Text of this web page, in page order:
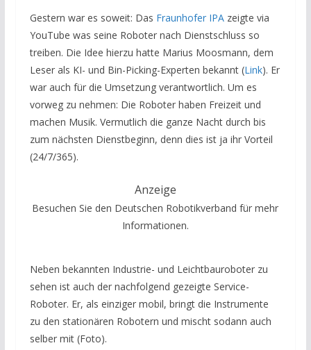
Gestern war es soweit: Das Fraunhofer IPAzeigte via
YouTube was seine Roboter nach Dienstschluss so
treiben. Die Idee hierzu hatte Marius Moosmann, dem
Leser als KI- und Bin-Picking-Experten bekannt (Link). Er
war auch für die Umsetzung verantwortlich. Um es
vorweg zu nehmen: Die Roboter haben Freizeit und
machen Musik. Vermutlich die ganze Nacht durch bis
zum nächsten Dienstbeginn, denn dies ist ja ihr Vorteil
(24/7/365).
Anzeige
Besuchen Sie den Deutschen Robotikverband für mehr
Informationen.
Neben bekannten Industrie- und Leichtbauroboter zu
sehen ist auch der nachfolgend gezeigte Service-
Roboter. Er, als einziger mobil, bringt die Instrumente
zu den stationären Robotern und mischt sodann auch
selber mit (Foto).